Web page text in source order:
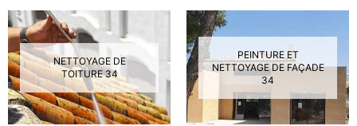
NETTOYAGE DE
TOITURE 34
PEINTURE ET
NETTOYAGE DE FAÇADE
34